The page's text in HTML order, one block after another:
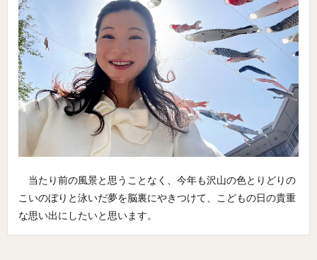
当たり前の風景と思うことなく、今年も沢山の色とりどりの
こいのぼりと泳いだ夢を脳裏にやきつけて、こどもの日の貴重
な思い出にしたいと思います。